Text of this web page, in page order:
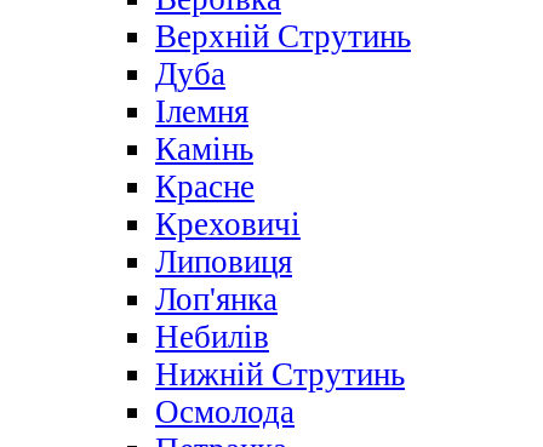
Верхній Струтинь
Дуба
Ілемня
Камінь
Красне
Креховичі
Липовиця
Лоп'янка
Небилів
Нижній Струтинь
Осмолода